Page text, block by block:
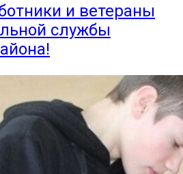
и ветераны
службы